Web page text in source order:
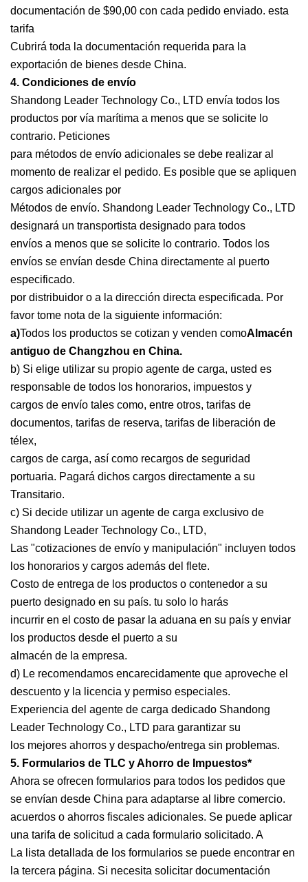
documentación de $90,00 con cada pedido enviado. esta
tarifa
Cubrirá toda la documentación requerida para la
exportación de bienes desde China.
4. Condiciones de envío
Shandong Leader Technology Co., LTD envía todos los
productos por vía marítima a menos que se solicite lo
contrario. Peticiones
para métodos de envío adicionales se debe realizar al
momento de realizar el pedido. Es posible que se apliquen
cargos adicionales por
Métodos de envío. Shandong Leader Technology Co., LTD
designará un transportista designado para todos
envíos a menos que se solicite lo contrario. Todos los
envíos se envían desde China directamente al puerto
especificado.
por distribuidor o a la dirección directa especificada. Por
favor tome nota de la siguiente información:
a)Todos los productos se cotizan y venden comoAlmacén
antiguo de Changzhou en China.
b) Si elige utilizar su propio agente de carga, usted es
responsable de todos los honorarios, impuestos y
cargos de envío tales como, entre otros, tarifas de
documentos, tarifas de reserva, tarifas de liberación de
télex,
cargos de carga, así como recargos de seguridad
portuaria. Pagará dichos cargos directamente a su
Transitario.
c) Si decide utilizar un agente de carga exclusivo de
Shandong Leader Technology Co., LTD,
Las "cotizaciones de envío y manipulación" incluyen todos
los honorarios y cargos además del flete.
Costo de entrega de los productos o contenedor a su
puerto designado en su país. tu solo lo harás
incurrir en el costo de pasar la aduana en su país y enviar
los productos desde el puerto a su
almacén de la empresa.
d) Le recomendamos encarecidamente que aproveche el
descuento y la licencia y permiso especiales.
Experiencia del agente de carga dedicado Shandong
Leader Technology Co., LTD para garantizar su
los mejores ahorros y despacho/entrega sin problemas.
5. Formularios de TLC y Ahorro de Impuestos*
Ahora se ofrecen formularios para todos los pedidos que
se envían desde China para adaptarse al libre comercio.
acuerdos o ahorros fiscales adicionales. Se puede aplicar
una tarifa de solicitud a cada formulario solicitado. A
La lista detallada de los formularios se puede encontrar en
la tercera página. Si necesita solicitar documentación